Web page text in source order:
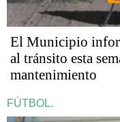
El Municipio
al tránsito esta
mantenimiento
FÚTBOL.